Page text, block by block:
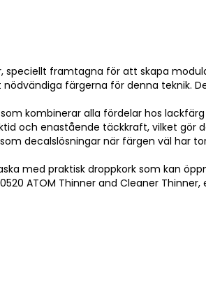
framtagna för att skapa
färgerna för denna
kombinerar alla fördelar hos
och enastående täckkraft, vilket
decalslösningar när färgen väl har
med praktisk droppkork som kan
ATOM Thinner and Cleaner Thinner,